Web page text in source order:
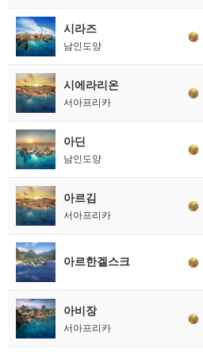
시라즈
남인도양
시에라리온
서아프리카
아딘
남인도양
아르김
서아프리카
아르한겔스크
아비장
서아프리카